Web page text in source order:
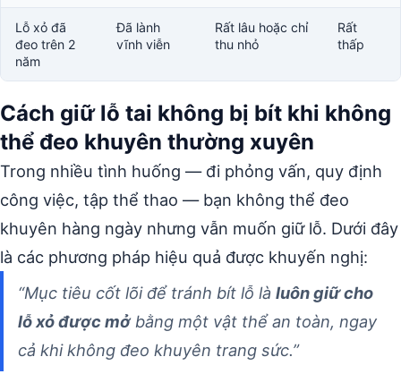
Lỗ xỏ đã
đeo trên 2
năm
Đã lành
vĩnh viễn
Rất lâu hoặc chỉ
thu nhỏ
Rất
thấp
Cách giữ lỗ tai không bị bít khi không
thể đeo khuyên thường xuyên
Trong nhiều tình huống — đi phỏng vấn, quy định
công việc, tập thể thao — bạn không thể đeo
khuyên hàng ngày nhưng vẫn muốn giữ lỗ. Dưới đây
là các phương pháp hiệu quả được khuyến nghị:
“Mục tiêu cốt lõi để tránh bít lỗ là luôn giữ cho
lỗ xỏ được mởbằng một vật thể an toàn, ngay
cả khi không đeo khuyên trang sức.”